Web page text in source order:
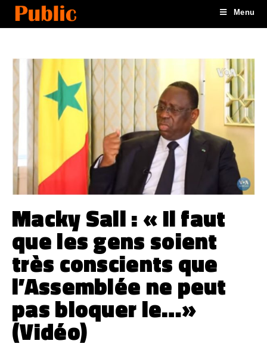
Menu
Macky Sall : « Il faut
que les gens soient
très conscients que
l’Assemblée ne peut
pas bloquer le…»
(Vidéo)